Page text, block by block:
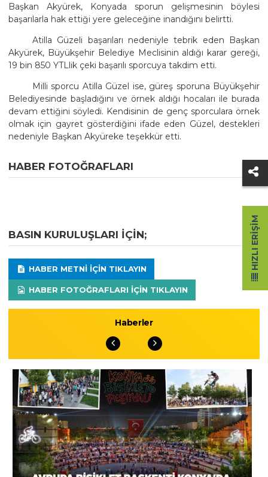
Başkan Akyürek, Konyada sporun gelişmesinin böylesi
başarılarla hak ettiği yere geleceğine inandığını belirtti.
Atilla Güzeli başarıları nedeniyle tebrik eden Başkan
Akyürek, Büyükşehir Belediye Meclisinin aldığı karar gereği,
19 bin 850 YTLlik çeki başarılı sporcuya takdim etti.
Milli sporcu Atilla Güzel ise, güreş sporuna Büyükşehir
Belediyesinde başladığını ve örnek aldığı hocaları ile burada
devam ettiğini söyledi. Kendisinin de genç sporculara örnek
olmak için gayret gösterdiğini ifade eden Güzel, destekleri
nedeniyle Başkan Akyüreke teşekkür etti.
HABER FOTOĞRAFLARI
BASIN KURULUŞLARI IÇIN;
HABER METNI IÇIN TIKLAYIN
HABER FOTOĞRAFLARI IÇIN TIKLAYIN
Haberler
HIZLI ERIŞIM